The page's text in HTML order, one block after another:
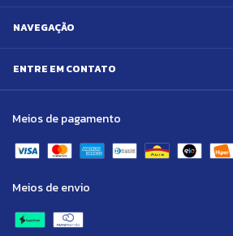
NAVEGAÇÃO
ENTRE EM CONTATO
Meios de pagamento
Meios de envio